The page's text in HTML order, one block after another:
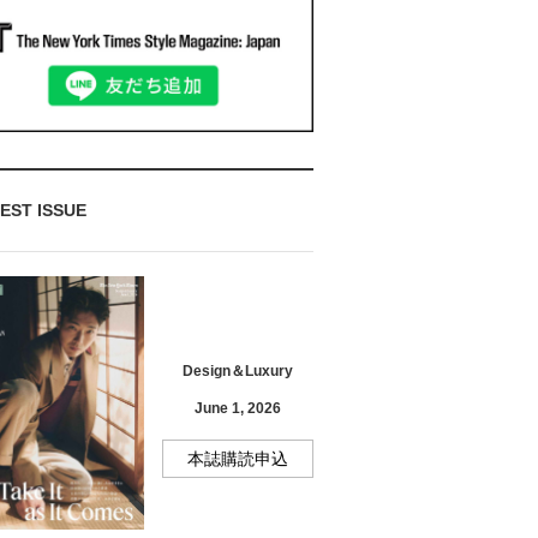
ISSUE
Design＆Luxury
June 1, 2026
本誌購読申込